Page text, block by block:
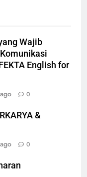
Wajib
English for
0
&
0